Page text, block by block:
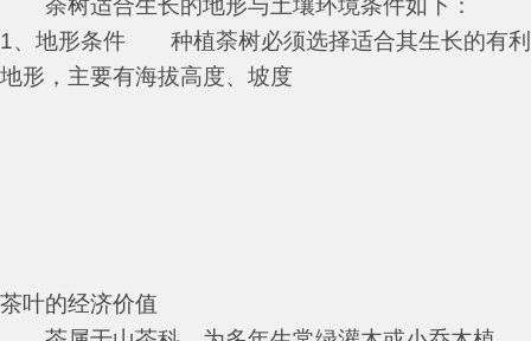
1、地形条件 种植荼树必须选择适合其生长的有利
地形，主要有海拔高度、坡度
茶叶的经济价值